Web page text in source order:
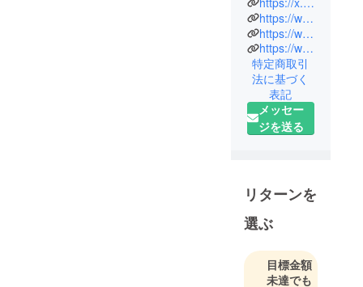
た、"食"のプ
ロフェッ
ショナル、
ふたば産業
株式会社で
す🥬
そんな私た
ウを活かし
てこの度、
ご家庭向け
の商品を販
売させて頂
くこととな
https://www.instagram.com/futaba_50/
https://www.facebook.com/profile.php?id=61576134081285
https://www.instagram.com/fu_chan89/
特定商取引
法に基づく
表記
メッセー
ジを送る
リターンを
選ぶ
目標金額
未達でも